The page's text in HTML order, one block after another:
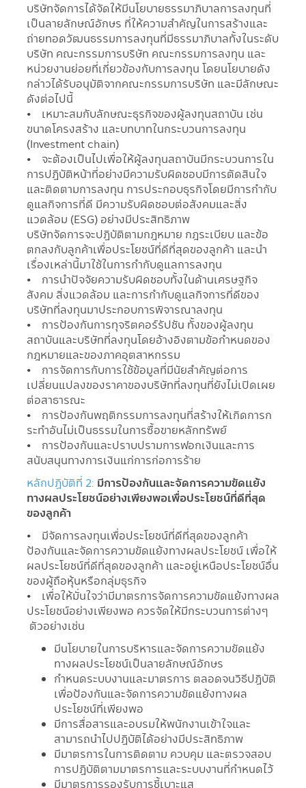
บริษัทจัดการได้จัดให้มีนโยบายธรรมาภิบาลการลงทุนที่
เป็นลายลักษณ์อักษร ที่ให้ความสำคัญในการสร้างและ
ถ่ายทอดวัฒนธรรมการลงทุนที่มีธรรมาภิบาลทั้งในระดับ
บริษัท คณะกรรมการบริษัท คณะกรรมการลงทุน และ
หน่วยงานย่อยที่เกี่ยวข้องกับการลงทุน โดยนโยบายดัง
กล่าวได้รับอนุมัติจากคณะกรรมการบริษัท และมีลักษณะ
ดังต่อไปนี้
• เหมาะสมกับลักษณะธุรกิจของผู้ลงทุนสถาบัน เช่น
ขนาดโครงสร้าง และบทบาทในกระบวนการลงทุน
(Investment chain)
• จะต้องเป็นไปเพื่อให้ผู้ลงทุนสถาบันมีกระบวนการใน
การปฏิบัติหน้าที่อย่างมีความรับผิดชอบมีการตัดสินใจ
และติดตามการลงทุน การประกอบธุรกิจโดยมีการกำกับ
ดูแลกิจการที่ดี มีความรับผิดชอบต่อสังคมและสิ่ง
แวดล้อม (ESG) อย่างมีประสิทธิภาพ
บริษัทจัดการจะปฏิบัติตามกฎหมาย กฎระเบียบ และข้อ
ตกลงกับลูกค้าเพื่อประโยชน์ที่ดีที่สุดของลูกค้า และนำ
เรื่องเหล่านี้มาใช้ในการกำกับดูแลการลงทุน
• การนำปัจจัยความรับผิดชอบทั้งในด้านเศรษฐกิจ
สังคม สิ่งแวดล้อม และการกำกับดูแลกิจการที่ดีของ
บริษัทที่ลงทุนมาประกอบการพิจารณาลงทุน
• การป้องกันการทุจริตคอร์รัปชัน ทั้งของผู้ลงทุน
สถาบันและบริษัทที่ลงทุนโดยอ้างอิงตามข้อกำหนดของ
กฎหมายและของภาคอุตสาหกรรม
• การจัดการกับการใช้ข้อมูลที่มีนัยสำคัญต่อการ
เปลี่ยนแปลงของราคาของบริษัทที่ลงทุนที่ยังไม่เปิดเผย
ต่อสาธารณะ
• การป้องกันพฤติกรรมการลงทุนที่สร้างให้เกิดการก
ระทำอันไม่เป็นธรรมในการซื้อขายหลักทรัพย์
• การป้องกันและปราบปรามการฟอกเงินและการ
สนับสนุนทางการเงินแก่การก่อการร้าย
หลักปฏิบัติที่ 2: มีการป้องกันและจัดการความขัดแย้ง
ทางผลประโยชน์อย่างเพียงพอเพื่อประโยชน์ที่ดีที่สุด
ของลูกค้า
• มีจัดการลงทุนเพื่อประโยชน์ที่ดีที่สุดของลูกค้า
ป้องกันและจัดการความขัดแย้งทางผลประโยชน์ เพื่อให้
ผลประโยชน์ที่ดีที่สุดของลูกค้า และอยู่เหนือประโยชน์อื่น
ของผู้ถือหุ้นหรือกลุ่มธุรกิจ
• เพื่อให้มั่นใจว่ามีมาตรการจัดการความขัดแย้งทางผล
ประโยชน์อย่างเพียงพอ ควรจัดให้มีกระบวนการต่างๆ
ตัวอย่างเช่น
มีนโยบายในการบริหารและจัดการความขัดแย้ง
ทางผลประโยชน์เป็นลายลักษณ์อักษร
กำหนดระบบงานและมาตรการ ตลอดจนวิธีปฏิบัติ
เพื่อป้องกันและจัดการความขัดแย้งทางผล
ประโยชน์ที่เพียงพอ
มีการสื่อสารและอบรมให้พนักงานเข้าใจและ
สามารถนำไปปฏิบัติได้อย่างมีประสิทธิภาพ
มีมาตรการในการติดตาม ควบคุม และตรวจสอบ
การปฏิบัติตามมาตรการและระบบงานที่กำหนดไว้
มีมาตรการรองรับการชี้เบาะแส